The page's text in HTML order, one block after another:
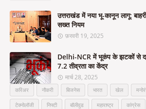
उत्तराखंड में नया भू-कानून लागू:
सख्त नियम
फ़रवरी 19, 2025
Delhi-NCR में भूकंप के झटकों से
7.2 तीव्रता का केंद्र
मार्च 28, 2025
करिअर नौकरी बिजनेस भारत खेल
टेक्नोलॉजी निफ्टी बॉलीवुड महाराष्ट्र कांग्रेस